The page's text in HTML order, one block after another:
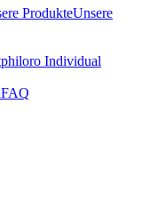
ProdukteUnsere
philoro Individual
FAQ